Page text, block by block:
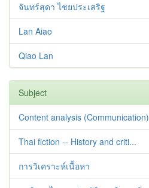
จันทร์สุดา ไชยประเสริฐ
Lan Aiao
Qiao Lan
Subject
Content analysis (Communication)
Thai fiction -- History and criti...
การวิเคราะห์เนื้อหา